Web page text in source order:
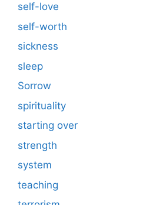
self-love
self-worth
sickness
sleep
Sorrow
spirituality
starting over
strength
system
teaching